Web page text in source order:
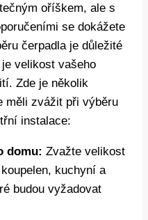
oříškem, ale s
se dokážete
čerpadla je důležité
velikost vašeho
Zde je několik
měli zvážit při výběru
instalace:
domu: Zvažte velikost
kuchyní a
budou vyžadovat